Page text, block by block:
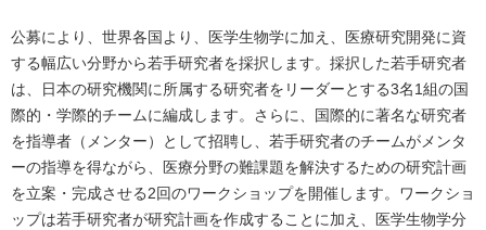
公募により、世界各国より、医学生物学に加え、医療研究開発に資
する幅広い分野から若手研究者を採択します。採択した若手研究者
は、日本の研究機関に所属する研究者をリーダーとする3名1組の国
際的・学際的チームに編成します。さらに、国際的に著名な研究者
を指導者（メンター）として招聘し、若手研究者のチームがメンタ
ーの指導を得ながら、医療分野の難課題を解決するための研究計画
を立案・完成させる2回のワークショップを開催します。ワークショ
ップは若手研究者が研究計画を作成することに加え、医学生物学分